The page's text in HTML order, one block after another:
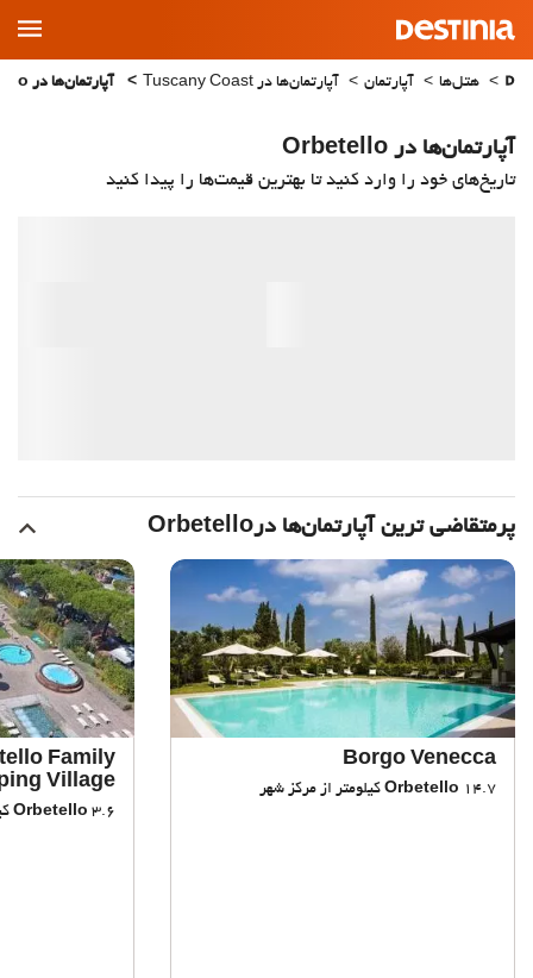
Main
Menu
هتل‌ها آپارتمان آپارتمان‌ها در Tuscany Coast آپارتمان‌ها در Orbetello
آپارتمان‌ها در Orbetello
تاریخ‌های خود را وارد کنید تا بهترین قیمت‌ها را پیدا کنید
پرمتقاضی ترین آپارتمان‌‌ها درOrbetello
Borgo Venecca
Orbetello 14.7 کیلومتر از مرکز شهر
Family
Village
Orbetello 3.6 کیلومتر از مرکز شهر